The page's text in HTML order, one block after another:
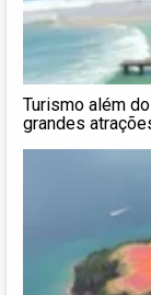
Turismo além
grandes